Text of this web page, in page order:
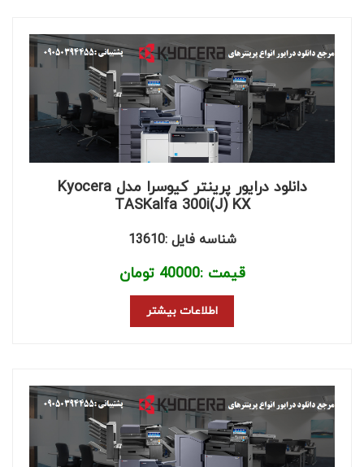
دانلود درایور پرینتر کیوسرا مدل Kyocera
TASKalfa 300i(J) KX
شناسه فایل :13610
قیمت :40000 تومان
اطلاعات بیشتر